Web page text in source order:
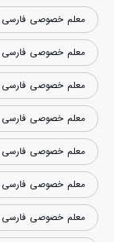
معلم خصوصی فارسی
معلم خصوصی فارسی
معلم خصوصی فارسی
معلم خصوصی فارسی
معلم خصوصی فارسی
معلم خصوصی فارسی
معلم خصوصی فارسی